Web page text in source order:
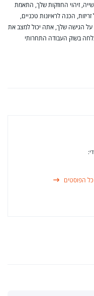
זיהוי החוזקות שלך, התאמת
הכנה לראיונות טכניים,
על הגישה שלך, אתה יכול למצב את
בשוק העבודה התחרותי
הפוסטים